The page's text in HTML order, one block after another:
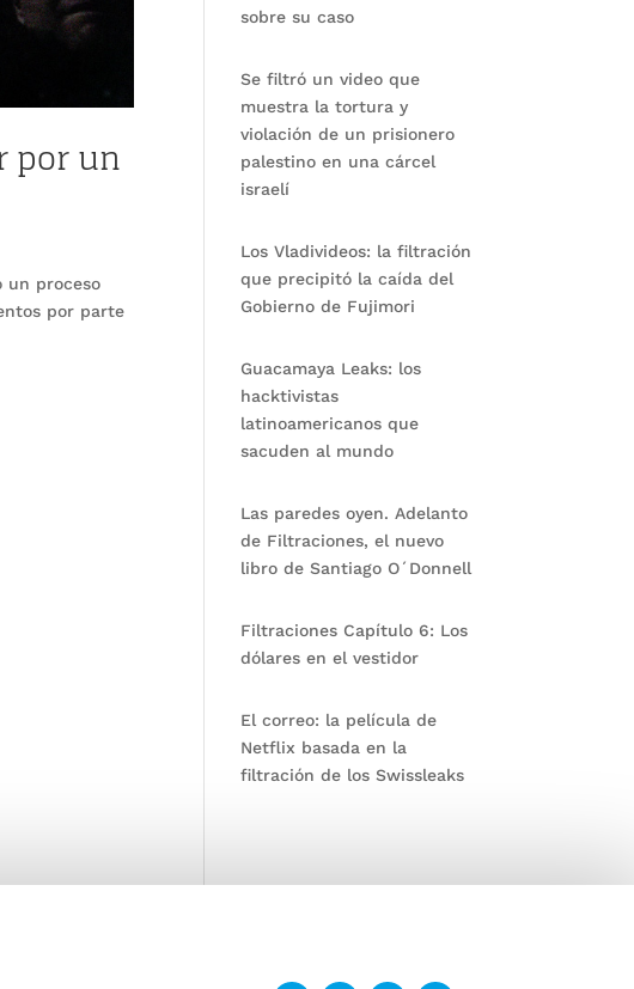
por un
un proceso
por parte
sobre su caso
Se filtró un video que
muestra la tortura y
violación de un prisionero
palestino en una cárcel
israelí
Los Vladivideos: la filtración
que precipitó la caída del
Gobierno de Fujimori
Guacamaya Leaks: los
hacktivistas
latinoamericanos que
sacuden al mundo
Las paredes oyen. Adelanto
de Filtraciones, el nuevo
libro de Santiago O´Donnell
Filtraciones Capítulo 6: Los
dólares en el vestidor
El correo: la película de
Netflix basada en la
filtración de los Swissleaks